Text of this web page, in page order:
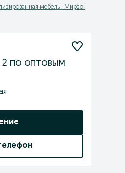
мебель - Мирзо-
по оптовым